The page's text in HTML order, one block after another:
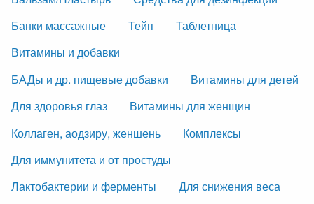
Банки массажные
Тейп
Таблетница
Витамины и добавки
БАДы и др. пищевые добавки
Витамины для детей
Для здоровья глаз
Витамины для женщин
Коллаген, аодзиру, женшень
Комплексы
Для иммунитета и от простуды
Лактобактерии и ферменты
Для снижения веса